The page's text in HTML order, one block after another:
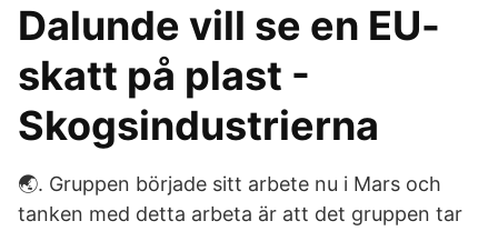
Dalunde vill se en EU-
skatt på plast -
Skogsindustrierna
🌏. Gruppen började sitt arbete nu i Mars och
tanken med detta arbeta är att det gruppen tar